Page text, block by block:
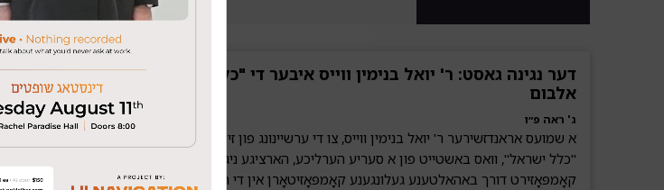
מוזיק 24 שעה
סינגעלס
דער נגינה גאסט: ר' יואל בנימין ווייס איבער די "כלל ישראל"
אלבום
ג' ראה פ״ו
א שמועס אראנדזשירער ר' יואל בנימין ווייס, צו די ערשיינונג פון זיין פרישן אלבום
"כלל ישראל", וואס באשטייט פון א סעריע הערליכע, הארציגע ניגונים
קאָמפּאָזירט דורך באהאלטענע געלונגענע קאָמפּאָזיטאָרן אין די היימישע נגינה